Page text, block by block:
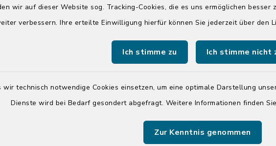
wir auf dieser Website sog. Tracking-Cookies, die es uns ermöglichen
verbessern. Ihre erteilte Einwilligung hierfür können Sie jederzeit über den
Ich stimme zu Ich stimme nicht
technisch notwendige Cookies einsetzen, um eine optimale Darstellung
Dienste wird bei Bedarf gesondert abgefragt. Weitere Informationen finden
Zur Kenntnis genommen
youtube
Kreis
Tourist-